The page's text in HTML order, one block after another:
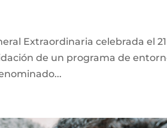
Extraordinaria celebrada el
de un programa de